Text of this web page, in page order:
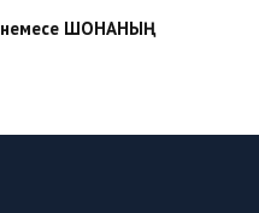
ШОНАНЫҢ